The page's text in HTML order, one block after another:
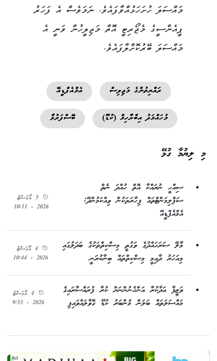
މައްސަލަ ހުށަހަޅުއްވާފައެވެ. ނަމަވެސް އެ ފަހަރު
ޕީއެންސީގެ މެޖޯރިޓީ އޮތް މަޖިލީހުން ވަނީ އެ
މައްސަލަ ބޭރުކޮށްލާފައެވެ.
ރައްޔިތުންގެ މަޖިލިސް އެމްއެފްޑީއޭ
މުހައްމަދު އިބްރާހިމް (ކުޑޫ) ބޭސްފަރުވާ
މި ލިޔުމާ ގުޅޭ
ސިއްހީ ނުރައްކާ އޮތް ހުއްދަ ނެތް
ސަޕްލިމަންޓްތައް ފިހާރަތަކުން ވިއްކަމުންދޭ:
އެމްއެފްޑީއޭ
5 އޯގަސްޓު
2026 - 10:11
މާލޭ ސަރަހައްދުގެ ވަގުތީ މިސްކިތްތަކުގެ ބަދަލުގައި
މިއަހަރު ދާއިމީ މިސްކިތްތައް ބިނާކުރަނީ
4 އޯގަސްޓު
2026 - 10:44
ވަޒީފާ އަދާކުރާ އަންހެނުންނަށް ކުރާ ފުރައްސާރައިގެ
މައްސަލަތައް ބަލަން މެންބަރު ކުޑޫ ގޮވާލައްވައިފި
4 އޯގަސްޓު
2026 - 9:53
Ad